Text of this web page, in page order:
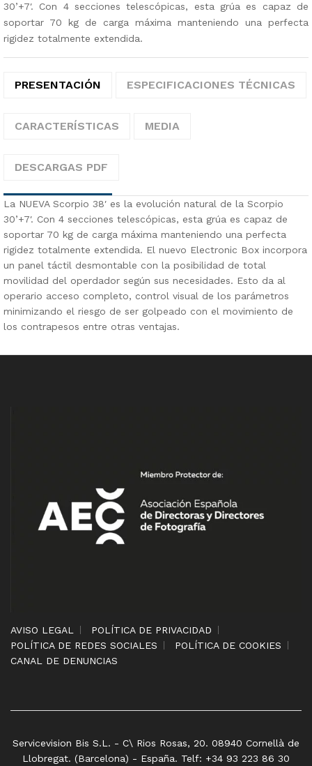
30’+7′. Con 4 secciones telescópicas, esta grúa es capaz de
soportar 70 kg de carga máxima manteniendo una perfecta
rigidez totalmente extendida.
PRESENTACIÓN ESPECIFICACIONES TÉCNICAS
CARACTERÍSTICAS MEDIA
DESCARGAS PDF
La NUEVA Scorpio 38′ es la evolución natural de la Scorpio
30’+7′. Con 4 secciones telescópicas, esta grúa es capaz de
soportar 70 kg de carga máxima manteniendo una perfecta
rigidez totalmente extendida. El nuevo Electronic Box incorpora
un panel táctil desmontable con la posibilidad de total
movilidad del operdador según sus necesidades. Esto da al
operario acceso completo, control visual de los parámetros
minimizando el riesgo de ser golpeado con el movimiento de
los contrapesos entre otras ventajas.
AVISO LEGAL
POLÍTICA DE PRIVACIDAD
POLÍTICA DE REDES SOCIALES
POLÍTICA DE COOKIES
CANAL DE DENUNCIAS
Servicevision Bis S.L. - C\ Rios Rosas, 20. 08940 Cornellà de
Llobregat. (Barcelona) - España. Telf: +34 93 223 86 30